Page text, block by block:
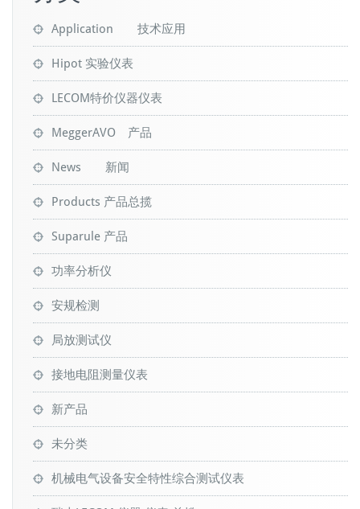
Application 技术应用
Hipot 实验仪表
LECOM特价仪器仪表
MeggerAVO 产品
News 新闻
Products 产品总揽
Suparule 产品
功率分析仪
安规检测
局放测试仪
接地电阻测量仪表
新产品
未分类
机械电气设备安全特性综合测试仪表